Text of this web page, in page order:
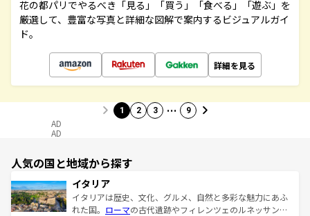
花の都パリでやるべき「見る」「買う」「食べる」「遊ぶ」を
厳選して、豊富な写真と詳細な図解で案内するビジュアルガイ
ド。
詳細を見る
1 2 3 … 9
AD
AD
人気の国と地域から探す
イタリア
イタリアは歴史、文化、グルメ、自然と多彩な魅力にあふ
れた国。 ローマの古代遺跡やフィレンツェのルネッサンス